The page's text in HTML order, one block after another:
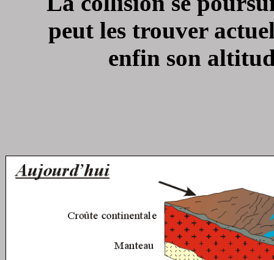
peut les trouver
enfin son